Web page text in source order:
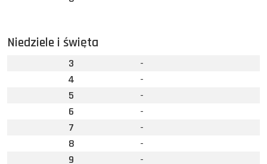
Niedziele i święta
3
-
4
-
5
-
6
-
7
-
8
-
9
-